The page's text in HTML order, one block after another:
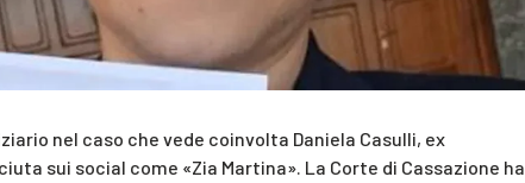
nel caso che vede coinvolta Daniela Casulli, ex
sui social come «Zia Martina». La Corte di Cassazione ha